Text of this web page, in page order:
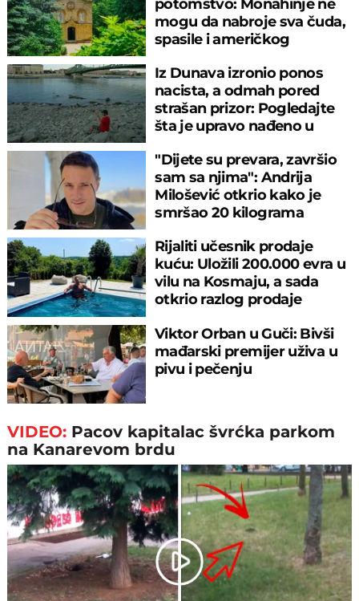
mogu da nabroje sva čuda,
spasile i američkog
Iz Dunava izronio ponos
nacista, a odmah pored
strašan prizor: Pogledajte
šta je upravo nađeno u
"Dijete su prevara, završio
sam sa njima": Andrija
Milošević otkrio kako je
smršao 20 kilograma
Rijaliti učesnik prodaje
kuću: Uložili 200.000 evra u
vilu na Kosmaju, a sada
otkrio razlog prodaje
Viktor Orban u Guči: Bivši
mađarski premijer uživa u
pivu i pečenju
VIDEO: Pacov kapitalac švrćka parkom
na Kanarevom brdu
Play